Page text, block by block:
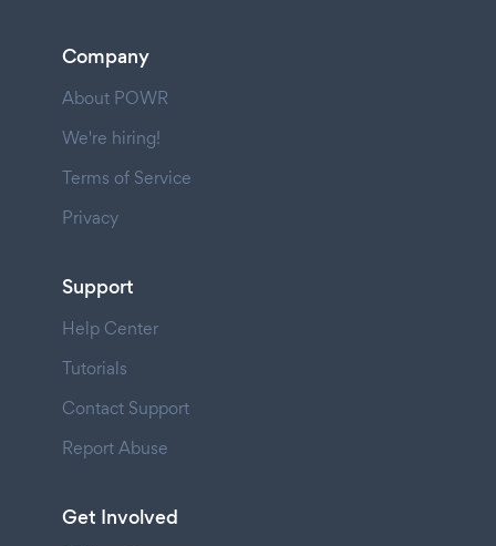
Company
About POWR
We're hiring!
Terms of Service
Privacy
Support
Help Center
Tutorials
Contact Support
Report Abuse
Get Involved